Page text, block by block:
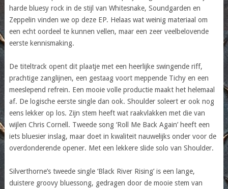
harde bluesy rock in de stijl van Whitesnake, Soundgarden en
Zeppelin vinden we op deze EP. Helaas wat weinig materiaal om
een echt oordeel te kunnen vellen, maar een zeer veelbelovende
eerste kennismaking.
De titeltrack opent dit plaatje met een heerlijke swingende riff,
prachtige zanglijnen, een gestaag voort meppende Tichy en een
meeslepend refrein. Een mooie volle productie maakt het helemaal
af. De logische eerste single dan ook. Shoulder soleert er ook nog
eens lekker op los. Zijn stem heeft wat raakvlakken met die van
wijlen Chris Cornell. Tweede song ‘Roll Me Back Again’ heeft een
iets bluesier inslag, maar doet in kwaliteit nauwelijks onder voor de
overdonderende opener. Met een lekkere slide solo van Shoulder.
Silverthorne’s tweede single ‘Black River Rising’ is een lange,
duistere groovy bluessong, gedragen door de mooie stem van